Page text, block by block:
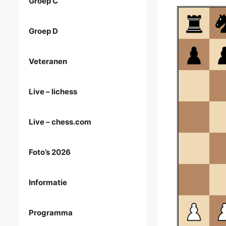
Groep D
Veteranen
Live – lichess
Live – chess.com
Foto’s 2026
Informatie
Programma